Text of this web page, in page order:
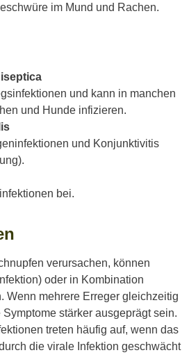
im Mund und Rachen.
und kann in manchen
und Hunde infizieren.
und Konjunktivitis
bei.
verursachen, können
oder in Kombination
Wenn mehrere Erreger gleichzeitig
stärker ausgeprägt sein.
treten häufig auf, wenn das
die virale Infektion geschwächt